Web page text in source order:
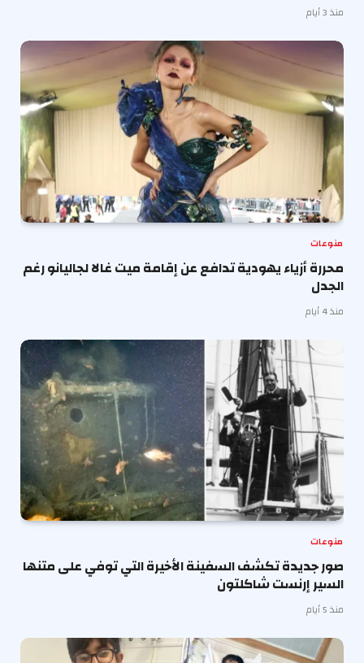
منذ 3 أيام
منوعات
محررة أزياء يهودية تدافع عن إقامة ميت غالا لجاليانو رغم
الجدل
منذ 4 أيام
منوعات
صور جديدة تكشف السفينة الأخيرة التي توفي على متنها
السير إرنست شاكلتون
منذ 5 أيام